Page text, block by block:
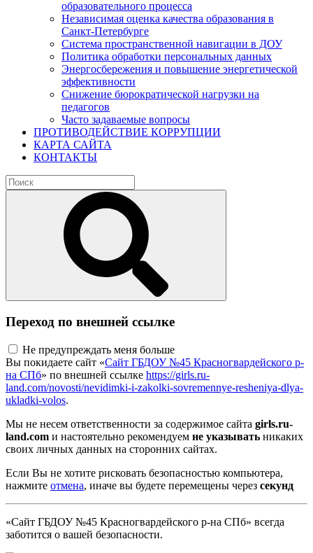
образовательного процесса
Независимая оценка качества образования в
Санкт-Петербурге
Система пространственной навигации в ДОУ
Политика обработки персональных данных
Энергосбережения и повышение энергетической
эффективности
Снижение бюрократической нагрузки на
педагогов
Часто задаваемые вопросы
ПРОТИВОДЕЙСТВИЕ КОРРУПЦИИ
КАРТА САЙТА
КОНТАКТЫ
Переход по внешней ссылке
Не предупреждать меня больше
Вы покидаете сайт «Сайт ГБДОУ №45 Красногвардейского р-
на СПб» по внешней ссылке https://girls.ru-
land.com/novosti/nevidimki-i-zakolki-sovremennye-resheniya-dlya-
ukladki-volos.
Мы не несем ответственности за содержимое сайта girls.ru-
land.com и настоятельно рекомендуем не указывать никаких
своих личных данных на сторонних сайтах.
Если Вы не хотите рисковать безопасностью компьютера,
нажмите отмена, иначе вы будете перемещены через секунд
«Сайт ГБДОУ №45 Красногвардейского р-на СПб» всегда
заботится о вашей безопасности.